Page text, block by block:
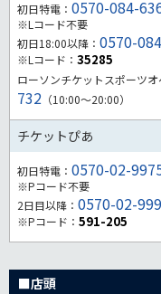
初日特電： 0570-084-
※Lコード不要
初日18:00以降： 0570-
※Lコード： 35285
ローソンチケットスポーツオ
732 （10:00～20:00）
チケットぴあ
初日特電： 0570-02-
※Pコード不要
2日目以降： 0570-02-
※Pコード： 591-205
■店頭